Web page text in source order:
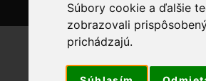
Súbory cookie a ďalšie
zobrazovali
prichádzajú.